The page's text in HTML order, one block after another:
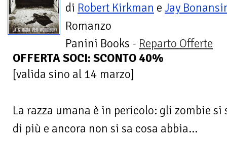
di Robert Kirkman e Jay
Romanzo
Panini Books - Reparto Offerte
OFFERTA SOCI: SCONTO 40%
[valida sino al 14 marzo]
La razza umana è in pericolo: gli zombie
di più e ancora non si sa cosa abbia...